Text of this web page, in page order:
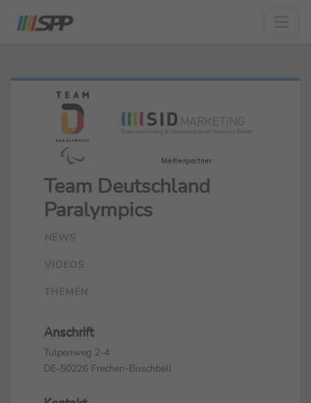
Team Deutschland
Paralympics
NEWS
VIDEOS
THEMEN
Anschrift
Tulpenweg 2-4
DE-50226 Frechen-Buschbell